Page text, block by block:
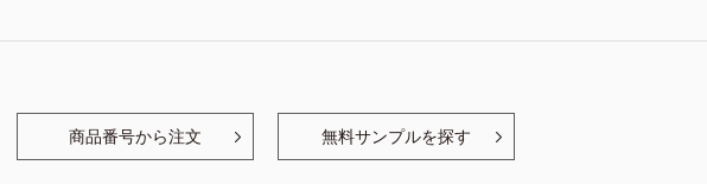
商品番号から注文 無料サンプルを探す